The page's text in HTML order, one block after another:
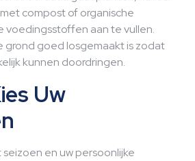
compost of organische
voedingsstoffen aan te vullen.
grond goed losgemaakt is zodat
kunnen doordringen.
Uw
en uw persoonlijke